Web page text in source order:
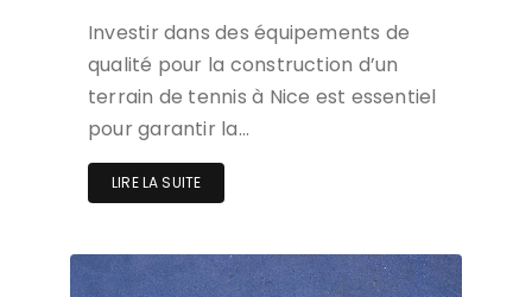
Investir dans des équipements de
qualité pour la construction d’un
terrain de tennis à Nice est essentiel
pour garantir la…
LIRE LA SUITE